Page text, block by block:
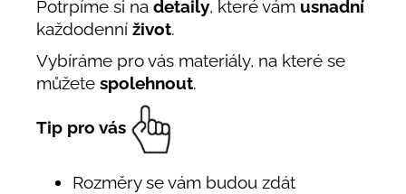
Potrpíme si na detaily, které vám usnadní
každodenní život.
Vybíráme pro vás materiály, na které se
můžete spolehnout.
Tip pro vás
Rozměry se vám budou zdát